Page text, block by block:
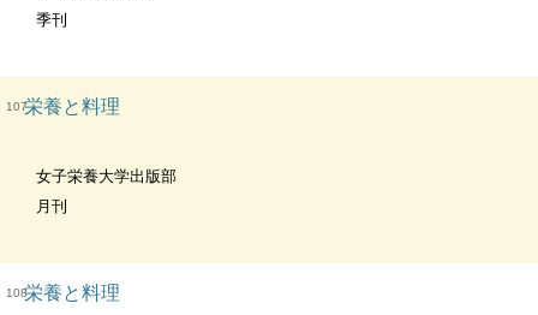
季刊
107栄養と料理
女子栄養大学出版部
月刊
108栄養と料理